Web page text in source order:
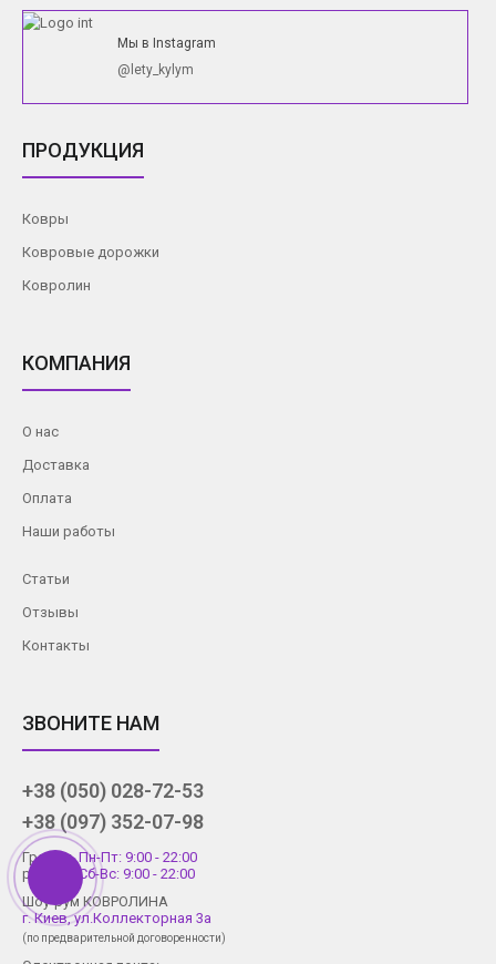
Мы в Instagram
@lety_kylym
ПРОДУКЦИЯ
Ковры
Ковровые дорожки
Ковролин
КОМПАНИЯ
О нас
Доставка
Оплата
Наши работы
Статьи
Отзывы
Контакты
ЗВОНИТЕ НАМ
+38 (050) 028-72-53
+38 (097) 352-07-98
График
работы
Пн-Пт: 9:00 - 22:00
Сб-Вс: 9:00 - 22:00
Шоу-рум КОВРОЛИНА
г. Киев, ул.Коллекторная 3а
(по предварительной договоренности)